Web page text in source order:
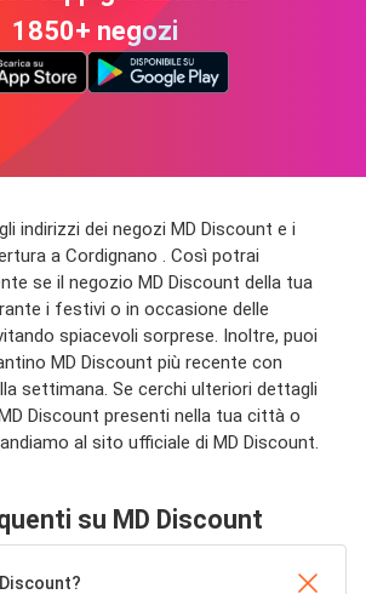
1850+ negozi
indirizzi dei negozi MD Discount e i
a Cordignano . Così potrai
se il negozio MD Discount della tua
i festivi o in occasione delle
spiacevoli sorprese. Inoltre, puoi
MD Discount più recente con
settimana. Se cerchi ulteriori dettagli
Discount presenti nella tua città o
al sito ufficiale di MD Discount.
su MD Discount